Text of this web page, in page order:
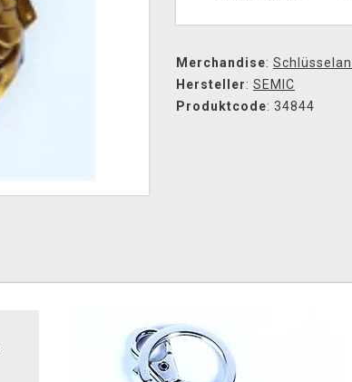
Merchandise:
Hersteller: SEMIC
Produktcode: 34844